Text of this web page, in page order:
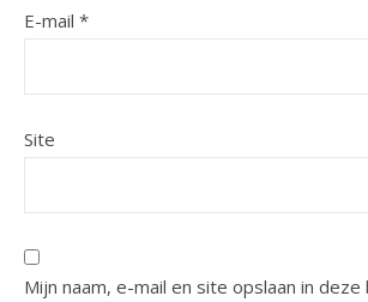
E-mail *
Site
Mijn naam, e-mail en site opslaan in